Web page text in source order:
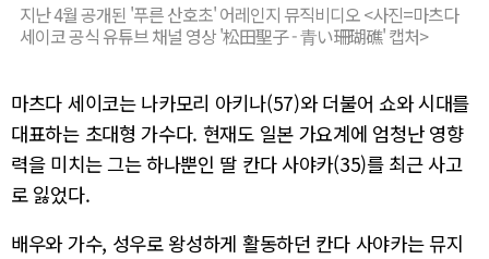
지난 4월 공개된 '푸른 산호초' 어레인지 뮤직비디오 <사진=마츠다
세이코 공식 유튜브 채널 영상 '松田聖子 - 青い珊瑚礁' 캡처>
마츠다 세이코는 나카모리 아키나(57)와 더불어 쇼와 시대를
대표하는 초대형 가수다. 현재도 일본 가요계에 엄청난 영향
력을 미치는 그는 하나뿐인 딸 칸다 사야카(35)를 최근 사고
로 잃었다.
배우와 가수, 성우로 왕성하게 활동하던 칸다 사야카는 뮤지